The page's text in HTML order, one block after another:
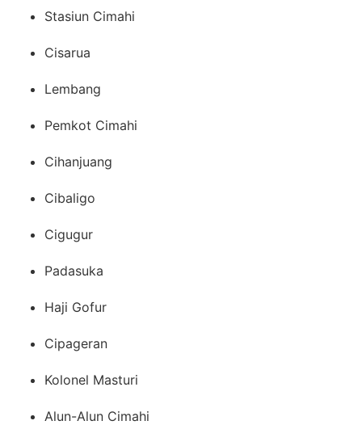
Stasiun Cimahi
Cisarua
Lembang
Pemkot Cimahi
Cihanjuang
Cibaligo
Cigugur
Padasuka
Haji Gofur
Cipageran
Kolonel Masturi
Alun-Alun Cimahi